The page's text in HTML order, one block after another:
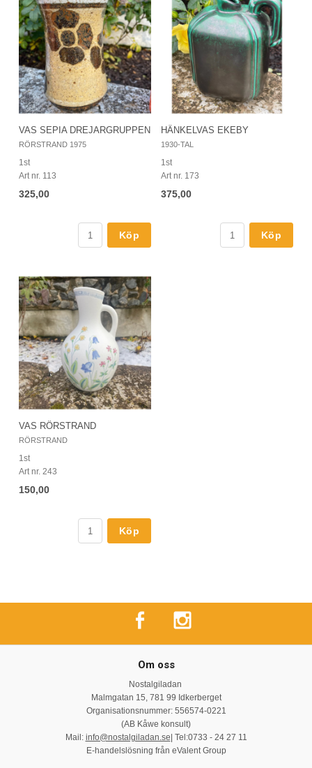
VAS SEPIA DREJARGRUPPEN
RÖRSTRAND 1975
1st
Art nr. 113
325,00
Köp
HÄNKELVAS EKEBY
1930-TAL
1st
Art nr. 173
375,00
Köp
VAS RÖRSTRAND
RÖRSTRAND
1st
Art nr. 243
150,00
Köp
Om oss
Nostalgiladan
Malmgatan 15, 781 99 Idkerberget
Organisationsnummer: 556574-0221
(AB Kåwe konsult)
Mail: info@nostalgiladan.se | Tel:0733 - 24 27 11
E-handelslösning från eValent Group